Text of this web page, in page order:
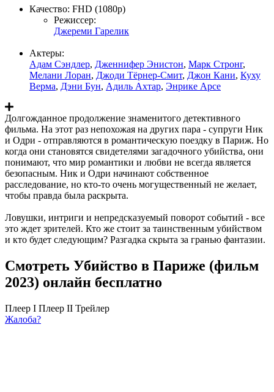
Качество: FHD (1080p)
Режиссер:
Джереми Гарелик
Актеры:
Адам Сэндлер, Дженнифер Энистон, Марк Стронг,
Мелани Лоран, Джоди Тёрнер-Смит, Джон Кани, Куху
Верма, Дэни Бун, Адиль Ахтар, Энрике Арсе
Долгожданное продолжение знаменитого детективного
фильма. На этот раз непохожая на других пара - супруги Ник
и Одри - отправляются в романтическую поездку в Париж. Но
когда они становятся свидетелями загадочного убийства, они
понимают, что мир романтики и любви не всегда является
безопасным. Ник и Одри начинают собственное
расследование, но кто-то очень могущественный не желает,
чтобы правда была раскрыта.
Ловушки, интриги и непредсказуемый поворот событий - все
это ждет зрителей. Кто же стоит за таинственным убийством
и кто будет следующим? Разгадка скрыта за гранью фантазии.
Смотреть Убийство в Париже (фильм
2023) онлайн бесплатно
Плеер I Плеер II Трейлер
Жалоба?